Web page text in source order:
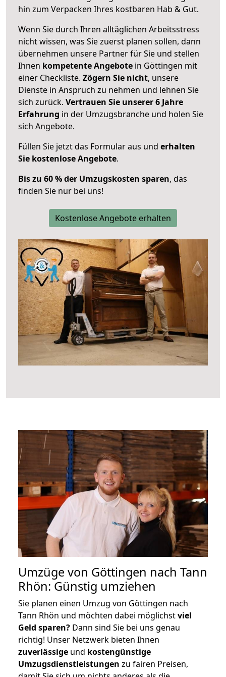
hin zum Verpacken Ihres kostbaren Hab & Gut.
Wenn Sie durch Ihren alltäglichen Arbeitsstress
nicht wissen, was Sie zuerst planen sollen, dann
übernehmen unsere Partner für Sie und stellen
Ihnen kompetente Angebote in Göttingen mit
einer Checkliste. Zögern Sie nicht, unsere
Dienste in Anspruch zu nehmen und lehnen Sie
sich zurück. Vertrauen Sie unserer 6 Jahre
Erfahrung in der Umzugsbranche und holen Sie
sich Angebote.
Füllen Sie jetzt das Formular aus und erhalten
Sie kostenlose Angebote.
Bis zu 60 % der Umzugskosten sparen, das
finden Sie nur bei uns!
Kostenlose Angebote erhalten
Umzüge von Göttingen nach Tann
Rhön: Günstig umziehen
Sie planen einen Umzug von Göttingen nach
Tann Rhön und möchten dabei möglichstviel
Geld sparen? Dann sind Sie bei uns genau
richtig! Unser Netzwerk bieten Ihnen
zuverlässige und kostengünstige
Umzugsdienstleistungen zu fairen Preisen,